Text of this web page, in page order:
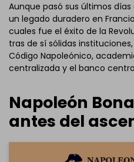
Aunque pasó sus últimos
un legado duradero en
cuales fue el éxito de la
tras de sí sólidas
Código Napoleónico,
centralizada y el banco
Napoleón
antes del